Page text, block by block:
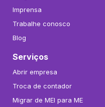
Imprensa
Trabalhe conosco
Blog
Serviços
Abrir empresa
Troca de contador
Migrar de MEI para ME